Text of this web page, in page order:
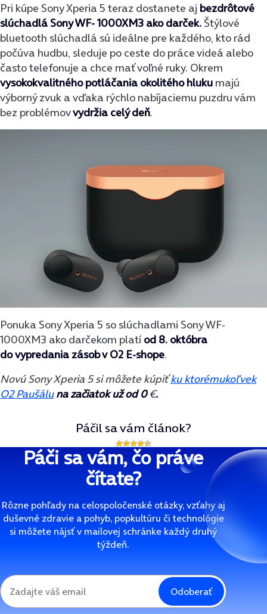
Pri kúpe Sony Xperia 5 teraz dostanete aj bezdrôtové
slúchadlá Sony WF- 1000XM3 ako darček. Štýlové
bluetooth slúchadlá sú ideálne pre každého, kto rád
počúva hudbu, sleduje po ceste do práce videá alebo
často telefonuje a chce mať voľné ruky. Okrem
vysokokvalitného potláčania okolitého hluku majú
výborný zvuk a vďaka rýchlo nabíjaciemu puzdru vám
bez problémovvydržia celý deň.
Ponuka Sony Xperia 5 so slúchadlami Sony WF-
1000XM3 ako darčekom platíod 8. októbra
do vypredania zásob v O2 E-shope.
Novú Sony Xperia 5 si môžete kúpiťku ktorémukoľvek
O2 Paušálu na začiatok už od 0€.
Páčil sa vám článok?
Páči sa vám, čo práve
čítate?
Rôzne pohľady na celospoločenské otázky, vzťahy aj
duševné zdravie a pohyb, popkultúru či technológie
si môžete nájsť v mailovej schránke každý druhý
týždeň.
Odoberať